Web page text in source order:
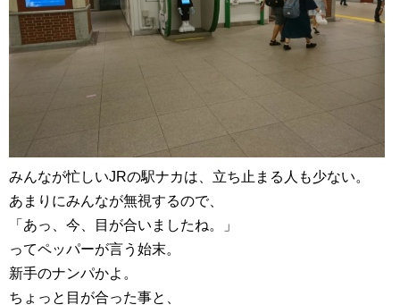
みんなが忙しいJRの駅ナカは、立ち止まる人も少ない。
あまりにみんなが無視するので、
「あっ、今、目が合いましたね。」
ってペッパーが言う始末。
新手のナンパかよ。
ちょっと目が合った事と、